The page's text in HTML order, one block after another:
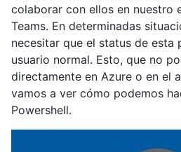
colaborar con ellos en nuestro
Teams. En determinadas
necesitar que el status de esta
usuario normal. Esto, que no
directamente en Azure o en el
vamos a ver cómo podemos
Powershell.